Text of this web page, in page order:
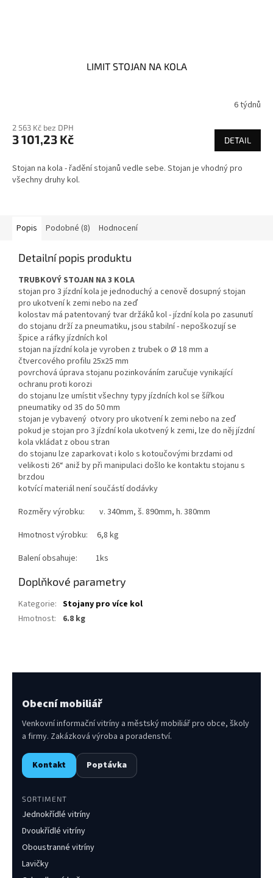
LIMIT STOJAN NA KOLA
6 týdnů
2 563 Kč bez DPH
3 101,23 Kč DETAIL
Stojan na kola - řadění stojanů vedle sebe. Stojan je vhodný pro
všechny druhy kol.
Popis Podobné (8) Hodnocení
Detailní popis produktu
TRUBKOVÝ STOJAN NA 3 KOLA
stojan pro 3 jízdní kola je jednoduchý a cenově dosupný stojan
pro ukotvení k zemi nebo na zeď
kolostav má patentovaný tvar držáků kol - jízdní kola po zasunutí
do stojanu drží za pneumatiku, jsou stabilní - nepoškozují se
špice a ráfky jízdních kol
stojan na jízdní kola je vyroben z trubek o Ø 18 mm a
čtvercového profilu 25x25 mm
povrchová úprava stojanu pozinkováním zaručuje vynikající
ochranu proti korozi
do stojanu lze umístit všechny typy jízdních kol se šířkou
pneumatiky od 35 do 50 mm
stojan je vybavený otvory pro ukotvení k zemi nebo na zeď
pokud je stojan pro 3 jízdní kola ukotvený k zemi, lze do něj jízdní
kola vkládat z obou stran
do stojanu lze zaparkovat i kolo s kotoučovými brzdami od
velikosti 26“ aniž by při manipulaci došlo ke kontaktu stojanu s
brzdou
kotvící materiál není součástí dodávky
Rozměry výrobku: v. 340mm, š. 890mm, h. 380mm
Hmotnost výrobku: 6,8 kg
Balení obsahuje: 1ks
Doplňkové parametry
Kategorie: Stojany pro více kol
Hmotnost: 6.8 kg
Obecní mobiliář
Venkovní informační vitríny a městský mobiliář pro obce, školy
a firmy. Zakázková výroba a poradenství.
Kontakt Poptávka
SORTIMENT
Jednokřídlé vitríny
Dvoukřídlé vitríny
Oboustranné vitríny
Lavičky